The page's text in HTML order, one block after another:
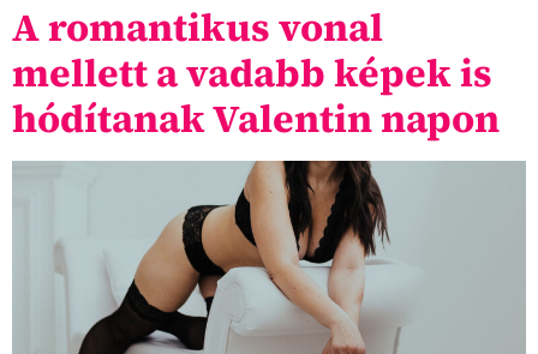
A romantikus vonal
mellett a vadabb képek is
hódítanak Valentin napon